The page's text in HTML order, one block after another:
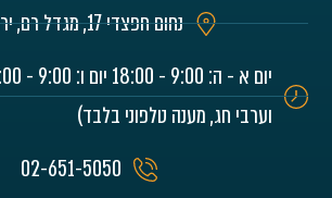
נחום חפצדי 17, מגדל רם, ירושלים
וערבי חג, מענה טלפוני בלבד)
02-651-5050